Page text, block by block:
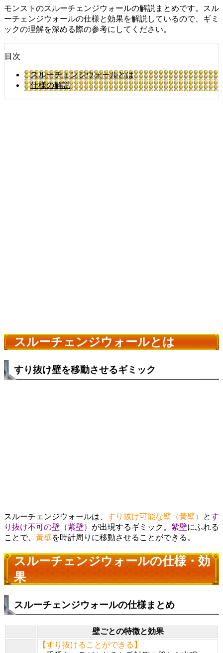
モンストのスルーチェンジウォールの解説まとめです。スル
ーチェンジウォールの仕様と効果を解説しているので、ギミ
ックの理解を深める際の参考にしてください。
目次
スルーチェンジウォールとは
仕様の解説
スルーチェンジウォールとは
すり抜け壁を移動させるギミック
スルーチェンジウォールは、 すり抜け可能な壁（黃壁） とす
り抜け不可の壁（紫壁） が出現するギミック。 紫壁にふれる
ことで、 黃壁を時計周りに移動させることができる。
スルーチェンジウォールの仕様・効
果
スルーチェンジウォールの仕様まとめ
壁ごとの特徴と効果
【すり抜けることができる】